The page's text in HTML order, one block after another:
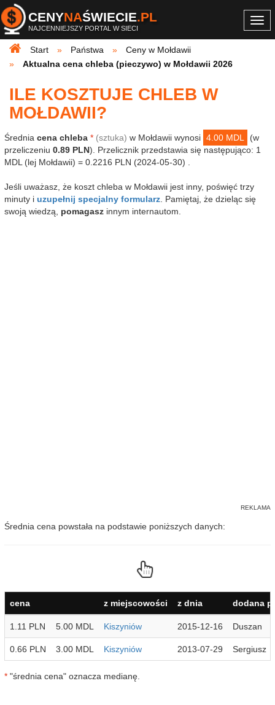
CENYNAŚWIECIE.PL
NAJCENNIEJSZY PORTAL W SIECI
Start
Państwa
Ceny w Mołdawii
Aktualna cena chleba (pieczywo) w Mołdawii 2026
ILE KOSZTUJE CHLEB W
MOŁDAWII?
Średnia cena chleba * (sztuka) w Mołdawii wynosi 4.00 MDL
(w
przeliczeniu 0.89 PLN). Przelicznik przedstawia się następująco: 1
MDL (lej Mołdawii) = 0.2216 PLN (2024-05-30) .
Jeśli uważasz, że koszt chleba w Mołdawii jest inny, poświęć trzy
minuty i uzupełnij specjalny formularz . Pamiętaj, że dzieląc się
swoją wiedzą, pomagasz innym internautom.
Średnia cena powstała na podstawie poniższych danych:
cena z miejscowości z dnia dodana
1.11 PLN 5.00 MDL Kiszyniów 2015-12-16 Duszan
0.66 PLN 3.00 MDL Kiszyniów 2013-07-29 Sergiusz
* "średnia cena" oznacza medianę.